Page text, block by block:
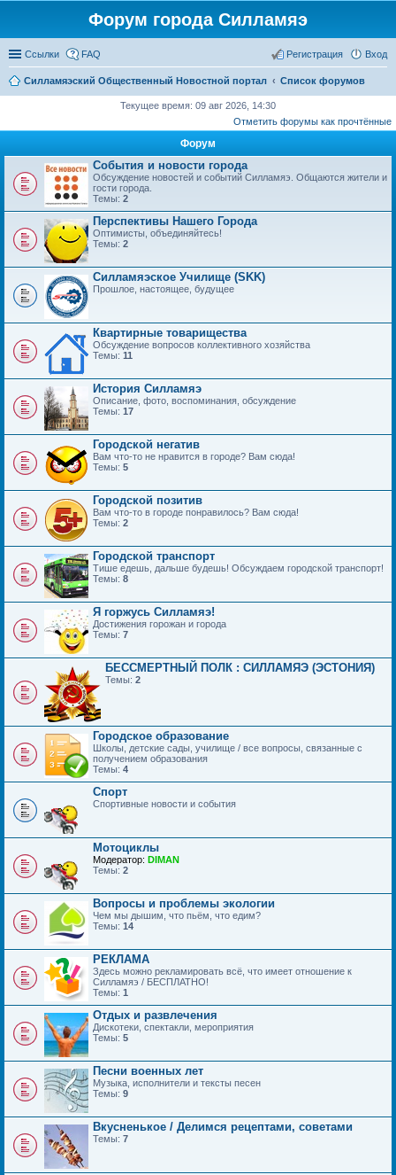
Форум города Силламяэ
Ссылки FAQ Вход
Регистрация
Силламяэский Общественный Новостной портал Список форумов
Текущее время: 09 авг 2026, 14:30
Отметить форумы как прочтённые
Форум
События и новости города
Обсуждение новостей и событий Силламяэ. Общаются жители и
гости города.
Темы: 2
Перспективы Нашего Города
Оптимисты, объединяйтесь!
Темы: 2
Силламяэское Училище (SKK)
Прошлое, настоящее, будущее
Квартирные товарищества
Обсуждение вопросов коллективного хозяйства
Темы: 11
История Силламяэ
Описание, фото, воспоминания, обсуждение
Темы: 17
Городской негатив
Вам что-то не нравится в городе? Вам сюда!
Темы: 5
Городской позитив
Вам что-то в городе понравилось? Вам сюда!
Темы: 2
Городской транспорт
Тише едешь, дальше будешь! Обсуждаем городской транспорт!
Темы: 8
Я горжусь Силламяэ!
Достижения горожан и города
Темы: 7
БЕССМЕРТНЫЙ ПОЛК : СИЛЛАМЯЭ (ЭСТОНИЯ)
Темы: 2
Городское образование
Школы, детские сады, училище / все вопросы, связанные с
получением образования
Темы: 4
Спорт
Спортивные новости и события
Мотоциклы
Модератор: DIMAN
Темы: 2
Вопросы и проблемы экологии
Чем мы дышим, что пьём, что едим?
Темы: 14
РЕКЛАМА
Здесь можно рекламировать всё, что имеет отношение к
Силламяэ / БЕСПЛАТНО!
Темы: 1
Отдых и развлечения
Дискотеки, спектакли, мероприятия
Темы: 5
Песни военных лет
Музыка, исполнители и тексты песен
Темы: 9
Вкусненькое / Делимся рецептами, советами
Темы: 7